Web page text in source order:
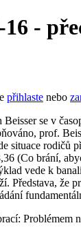
-
přihlaste nebo
se v
prof.
situace
(Co brání,
vede k
Představa, že
Problémem